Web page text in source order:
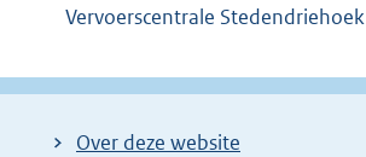
Vervoerscentrale Stedendriehoek
Over deze website